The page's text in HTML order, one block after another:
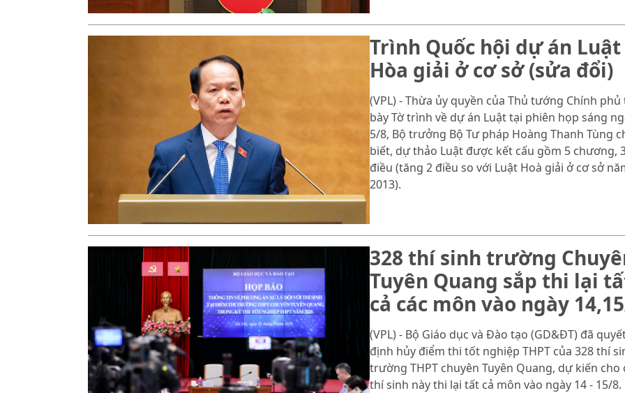
Trình Quốc hội dự án Luật
Hòa giải ở cơ sở (sửa đổi)
(VPL) - Thừa ủy quyền của Thủ tướng Chính
bày Tờ trình về dự án Luật tại phiên họp sáng
5/8, Bộ trưởng Bộ Tư pháp Hoàng Thanh Tùng
biết, dự thảo Luật được kết cấu gồm 5 chương,
điều (tăng 2 điều so với Luật Hoà giải ở cơ sở
2013).
328 thí sinh trường
Tuyên Quang sắp thi lại
cả các môn vào ngày
(VPL) - Bộ Giáo dục và Đào tạo (GD&ĐT) đã
định hủy điểm thi tốt nghiệp THPT của 328 thí
trường THPT chuyên Tuyên Quang, dự kiến cho
thí sinh này thi lại tất cả môn vào ngày 14 - 15/8.